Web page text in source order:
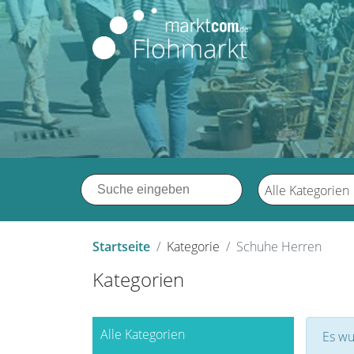
Alle Kategorien
Startseite Kategorie Schuhe Herren
Kategorien
Alle Kategorien
Es